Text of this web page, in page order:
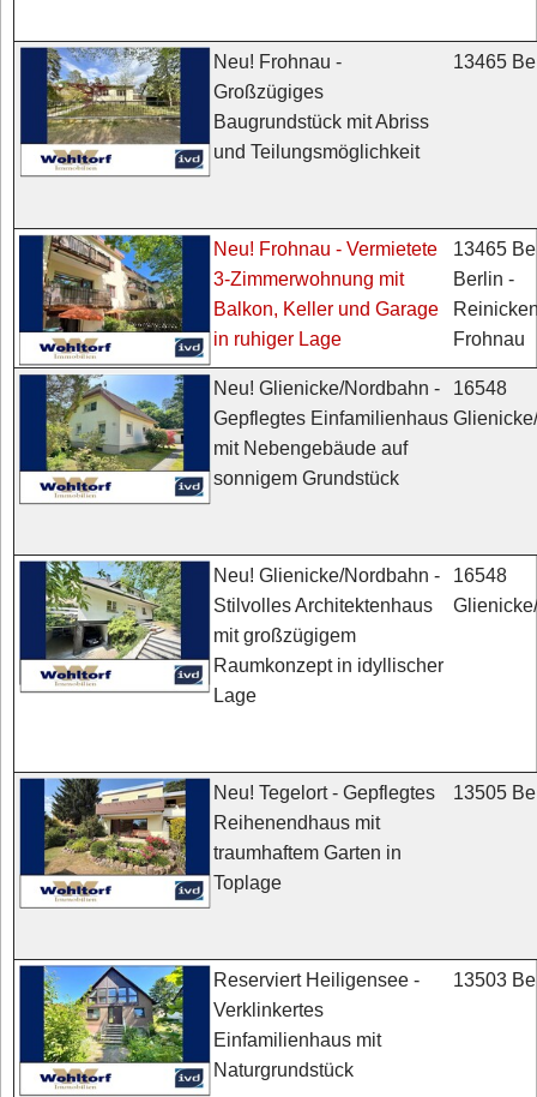
Neu! Frohnau -
Großzügiges
Baugrundstück mit Abriss
und Teilungsmöglichkeit
13465
Neu! Frohnau - Vermietete
3-Zimmerwohnung mit
Balkon, Keller und Garage
in ruhiger Lage
13465
Berlin -
Frohnau
Neu! Glienicke/Nordbahn -
Gepflegtes Einfamilienhaus
mit Nebengebäude auf
sonnigem Grundstück
16548
Neu! Glienicke/Nordbahn -
Stilvolles Architektenhaus
mit großzügigem
Raumkonzept in idyllischer
Lage
16548
Neu! Tegelort - Gepflegtes
Reihenendhaus mit
traumhaftem Garten in
Toplage
13505
Reserviert Heiligensee -
Verklinkertes
Einfamilienhaus mit
Naturgrundstück
13503